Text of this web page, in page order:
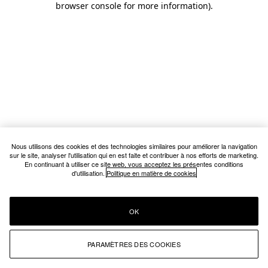
browser console for more information).
Nous utilisons des cookies et des technologies similaires pour améliorer la navigation
sur le site, analyser l'utilisation qui en est faite et contribuer à nos efforts de marketing.
En continuant à utiliser ce site web, vous acceptez les présentes conditions
d'utilisation. Politique en matière de cookies
PARAMÈTRES DES COOKIES
OK